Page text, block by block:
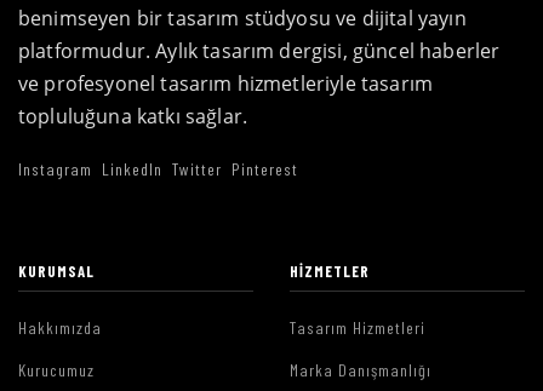
benimseyen bir tasarım stüdyosu ve dijital yayın
platformudur. Aylık tasarım dergisi, güncel haberler
ve profesyonel tasarım hizmetleriyle tasarım
topluluğuna katkı sağlar.
Instagram LinkedIn Twitter Pinterest
KURUMSAL
Hakkımızda
Kurucumuz
HIZMETLER
Tasarım Hizmetleri
Marka Danışmanlığı